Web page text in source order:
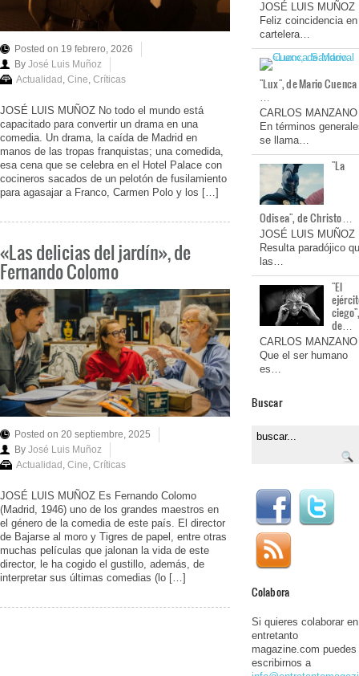
Posted on 19 febrero, 2026
By José Luis Muñoz
Actualidad, Cine, Críticas
JOSÉ LUIS MUÑOZ No todo el mundo está
capacitado para convertir un drama en una
comedia. Un drama, la caída de Madrid en
manos de las tropas franquistas; una comedida,
esa cena que se celebra en el Hotel Palace con
cocineros sacados de un pelotón de fusilamiento
para agasajar a Franco, Carmen Polo y los […]
«Las delicias del jardín», de
Fernando Colomo
Posted on 20 septiembre, 2025
By José Luis Muñoz
Actualidad , Cine, Críticas
JOSÉ LUIS MUÑOZ Es Fernando Colomo
(Madrid, 1946) uno de los grandes maestros en
el género de la comedia de este país. El director
de Bajarse al moro y Tigres de papel, entre otras
muchas películas que jalonan la vida de este
director, le ha cogido el gustillo, además, de
interpretar sus últimas comedias (lo […]
JOSÉ LUIS MUÑOZ
Feliz coincidencia en
cartelera…
"Lux", de Mario Cuenca
…
CARLOS MANZANO
En términos
se llama…
"La
Odisea", de Christo…
JOSÉ LUIS MUÑOZ
Resulta paradójico
las…
"El
de…
CARLOS MANZANO
Que el ser humano
es…
Buscar
Colabora
Si quieres colaborar en
entretanto
magazine.com puedes
escribirnos a